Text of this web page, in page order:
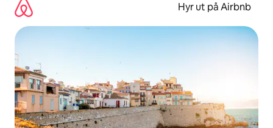
Hyr ut på Airbnb